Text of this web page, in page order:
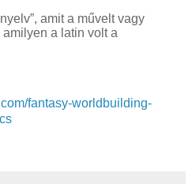
amit a művelt vagy
a latin volt a
fantasy-worldbuilding-